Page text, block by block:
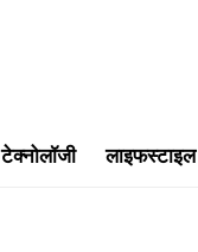
टेक्नोलॉजी लाइफस्टाइल